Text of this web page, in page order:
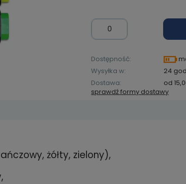
Dostępność:
Wysyłka w:
24
Dostawa:
od
sprawdź formy dostawy
żółty, zielony),